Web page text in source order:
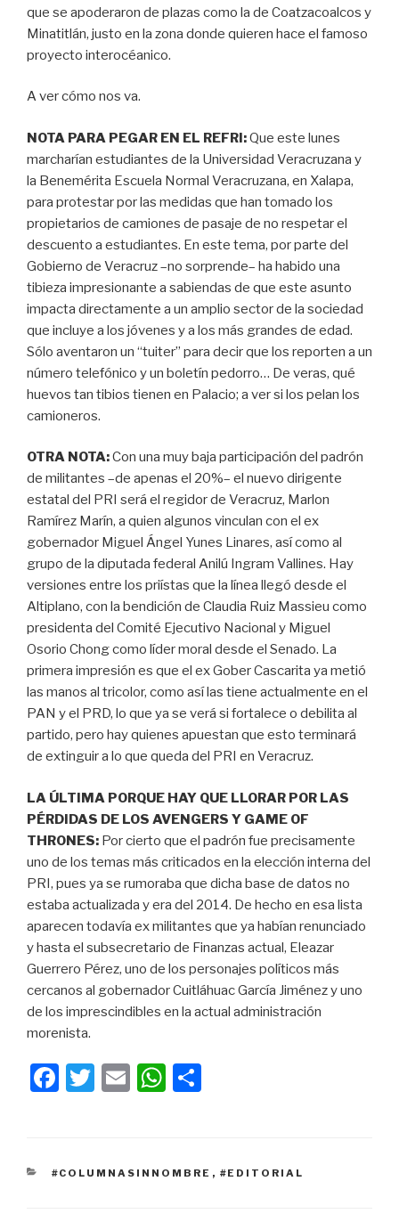
que se apoderaron de plazas como la de Coatzacoalcos y
Minatitlán, justo en la zona donde quieren hace el famoso
proyecto interocéanico.
A ver cómo nos va.
NOTA PARA PEGAR EN EL REFRI:Que este lunes
marcharían estudiantes de la Universidad Veracruzana y
la Benemérita Escuela Normal Veracruzana, en Xalapa,
para protestar por las medidas que han tomado los
propietarios de camiones de pasaje de no respetar el
descuento a estudiantes. En este tema, por parte del
Gobierno de Veracruz –no sorprende– ha habido una
tibieza impresionante a sabiendas de que este asunto
impacta directamente a un amplio sector de la sociedad
que incluye a los jóvenes y a los más grandes de edad.
Sólo aventaron un “tuiter” para decir que los reporten a un
número telefónico y un boletín pedorro… De veras, qué
huevos tan tibios tienen en Palacio; a ver si los pelan los
camioneros.
OTRA NOTA:Con una muy baja participación del padrón
de militantes –de apenas el 20%– el nuevo dirigente
estatal del PRI será el regidor de Veracruz, Marlon
Ramírez Marín, a quien algunos vinculan con el ex
gobernador Miguel Ángel Yunes Linares, así como al
grupo de la diputada federal Anilú Ingram Vallines. Hay
versiones entre los priístas que la línea llegó desde el
Altiplano, con la bendición de Claudia Ruiz Massieu como
presidenta del Comité Ejecutivo Nacional y Miguel
Osorio Chong como líder moral desde el Senado. La
primera impresión es que el ex Gober Cascarita ya metió
las manos al tricolor, como así las tiene actualmente en el
PAN y el PRD, lo que ya se verá si fortalece o debilita al
partido, pero hay quienes apuestan que esto terminará
de extinguir a lo que queda del PRI en Veracruz.
LA ÚLTIMA PORQUE HAY QUE LLORAR POR LAS
PÉRDIDAS DE LOS AVENGERS Y GAME OF
THRONES: Por cierto que el padrón fue precisamente
uno de los temas más criticados en la elección interna del
PRI, pues ya se rumoraba que dicha base de datos no
estaba actualizada y era del 2014. De hecho en esa lista
aparecen todavía ex militantes que ya habían renunciado
y hasta el subsecretario de Finanzas actual, Eleazar
Guerrero Pérez, uno de los personajes políticos más
cercanos al gobernador Cuitláhuac García Jiménez y uno
de los imprescindibles en la actual administración
morenista.
F
e
T
er
E
W
s
p
CATEGORÍAS
#COLUMNASINNOMBRE , #EDITORIAL